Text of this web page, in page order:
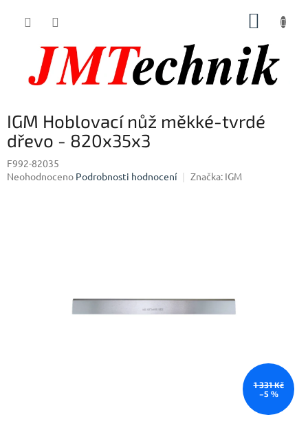
IGM Hoblovací nůž měkké-tvrdé
dřevo - 820x35x3
F992-82035
Průměrné
Neohodnoceno Podrobnosti hodnocení Značka: IGM
1 331 Kč
–5 %